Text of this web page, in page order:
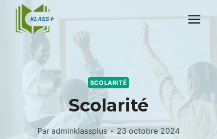
contenu
SCOLARITÉ
Scolarité
Par adminklassplus 23 octobre 2024